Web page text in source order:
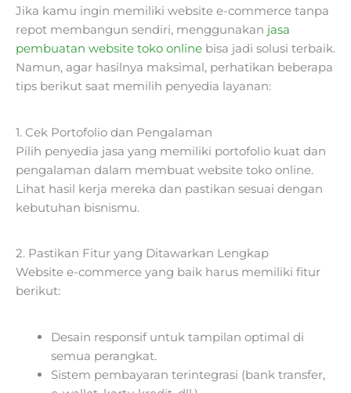
Jika kamu ingin memiliki website e-commerce tanpa
repot membangun sendiri, menggunakan jasa
pembuatan website toko online bisa jadi solusi terbaik.
Namun, agar hasilnya maksimal, perhatikan beberapa
tips berikut saat memilih penyedia layanan:
1. Cek Portofolio dan Pengalaman
Pilih penyedia jasa yang memiliki portofolio kuat dan
pengalaman dalam membuat website toko online.
Lihat hasil kerja mereka dan pastikan sesuai dengan
kebutuhan bisnismu.
2. Pastikan Fitur yang Ditawarkan Lengkap
Website e-commerce yang baik harus memiliki fitur
berikut:
Desain responsif untuk tampilan optimal di
semua perangkat.
Sistem pembayaran terintegrasi (bank transfer,